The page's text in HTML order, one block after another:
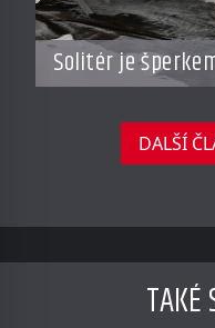
Solitér je
DALŠÍ
TAKÉ